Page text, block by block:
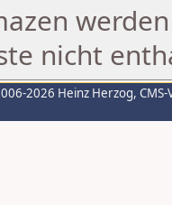
nicht
2026 Heinz Herzog,